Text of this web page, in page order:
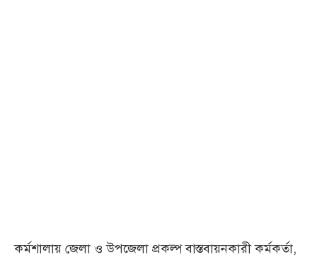
কর্মশালায় জেলা ও উপজেলা প্রকল্প বাস্তবায়নকারী কর্মকর্তা,